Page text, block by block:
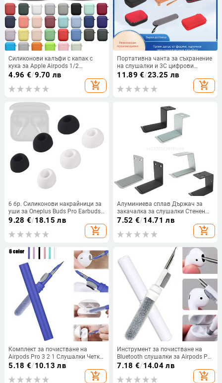
Силиконови калъфи с капак с
кука за Apple Airpods 1/2
Защитен удароустойчив капак за
безжични слушалки за airpods 2
1 калъф Кутия Чанти
4.96 €/9.70 лв
add_shopping_cart
Портативна чанта за съхранение
на слушалки и 3C цифрови
устройства с EVA
удароустойчива кутия и цип
11.89 €/23.25 лв
add_shopping_cart
6 бр. Силиконови накрайници за
уши за Oneplus Buds Pro Earbuds
Накрайници за уши за OPPO Enco
X2 TWS Безжични накрайници за
намаляване на шума Овална
9.28 €/18.15 лв
add_shopping_cart
Алуминиева сплав Държач за
закачалка за слушалки Стенен
монтаж Поставка за слушалки
Настолен дисплей Скоба Кука за
окачване Поставка за слушалки
7.52 €/14.71 лв
add_shopping_cart
Комплект за почистване на
Airpods Pro 3 2 1 Слушалки Четка
за почистване на писалка Калъф
за Bluetooth слушалки Чисти
инструменти за Xiaomi Airdots
5.18 €/10.13 лв
add_shopping_cart
Инструмент за почистване на
Bluetooth слушалки за Airpods Pro
3 2 1 Издръжлив комплект за
слушалки Clean Brush Pen за
7.18 €/14.04 лв
add_shopping_cart